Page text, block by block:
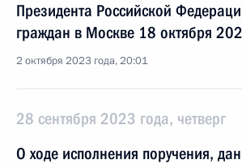
Президента Российской
граждан в Москве 18 октября
2 октября 2023 года, 20:01
28 сентября 2023 года, четверг
О ходе исполнения поручения,